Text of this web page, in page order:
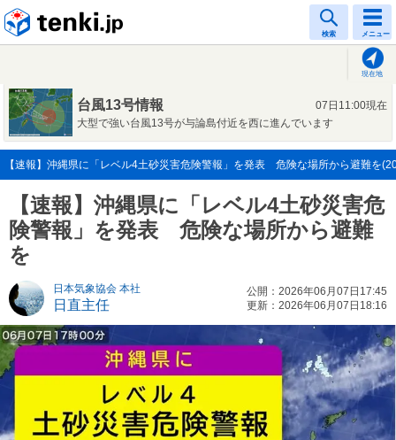
検索 メニュー
現在地
台風13号情報
07日11:00現在
大型で強い台風13号が与論島付近を西に進んでいます
【速報】沖縄県に「レベル4土砂災害危険警報」を発表 危険な場所から避難を
【速報】沖縄県に「レベル4土砂災害危
険警報」を発表 危険な場所から避難
を
日本気象協会 本社
日直主任
公開：2026年06月07日17:45
更新：2026年06月07日18:16